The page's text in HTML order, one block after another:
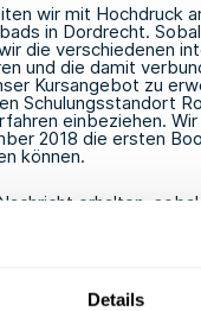
Details
wir mit Hochdruck
in Dordrecht.
die verschiedenen
und die damit
Kursangebot zu
Schulungsstandort
einbeziehen. Wir
2018 die ersten
können.
erhalten,
den
haben? Oder möchten
im Waalhaven
an unter +31 (0) 20 -